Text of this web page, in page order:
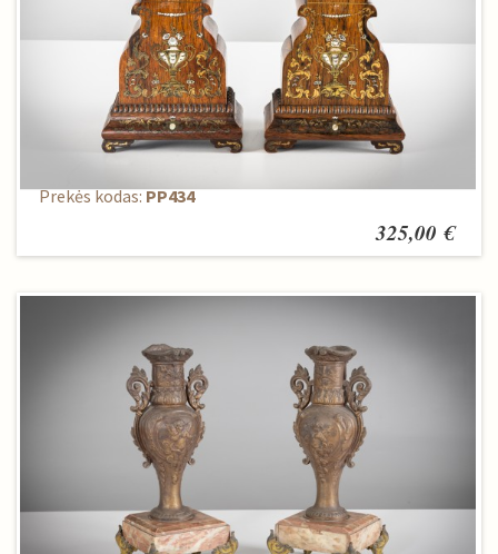
Žvakidžių komplektas (2 vnt.)
Prekės kodas:PP434
325,00 €